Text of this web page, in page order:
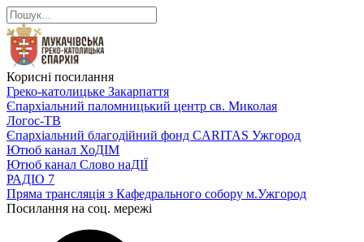
Корисні посилання
Греко-католицьке Закарпаття
Єпархіальний паломницький центр св. Миколая
Логос-ТВ
Єпархіальний благодійний фонд CARITAS Ужгород
Ютюб канал ХоДІМ
Ютюб канал Слово наДІЇ
РАДІО 7
Пряма трансляція з Кафедрального собору м.Ужгород
Посилання на соц. мережі